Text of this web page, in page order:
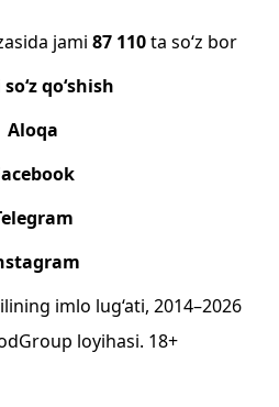
jami 87 110ta so‘z bor
qo‘shish
Aloqa
imlo lug‘ati, 2014–2026
loyihasi. 18+